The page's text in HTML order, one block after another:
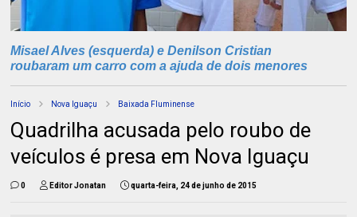
Misael Alves (esquerda) e Denilson Cristian
roubaram um carro com a ajuda de dois menores
Início Nova Iguaçu Baixada Fluminense
Quadrilha acusada pelo roubo de
veículos é presa em Nova Iguaçu
0 Editor Jonatan quarta-feira, 24 de junho de 2015